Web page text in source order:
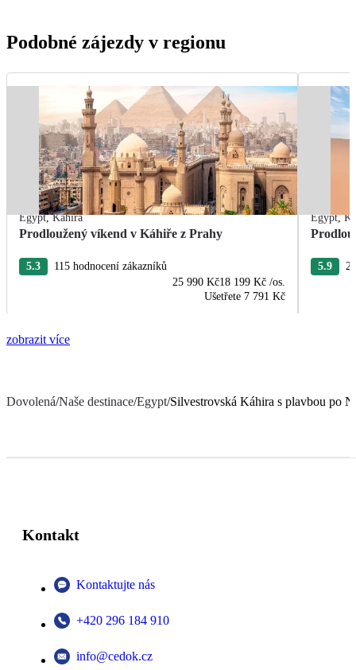
Podobné zájezdy v regionu
Egypt,Káhira
Prodloužený víkend v Káhiře z Prahy
5.3
115 hodnocení zákazníků
25 990 Kč18 199 Kč /os.
Ušetřete 7 791 Kč
Egypt,
5.9
zobrazit více
Dovolená/Naše destinace/Egypt/Silvestrovská Káhira s plavbou po
Kontakt
Kontaktujte nás
+420 296 184 910
info@cedok.cz